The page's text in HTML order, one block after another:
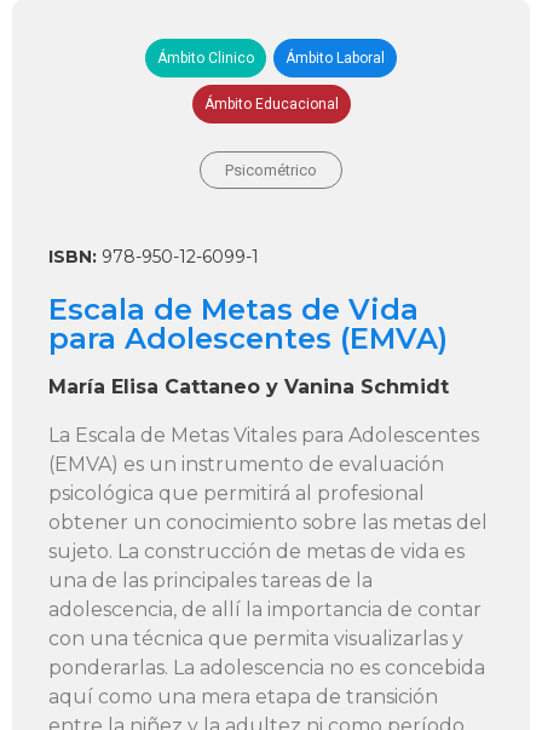
Ámbito Clinico Ámbito Laboral
Ámbito Educacional
Psicométrico
ISBN: 978-950-12-6099-1
Escala de Metas de Vida
para Adolescentes (EMVA)
María Elisa Cattaneo y Vanina Schmidt
La Escala de Metas Vitales para Adolescentes
(EMVA) es un instrumento de evaluación
psicológica que permitirá al profesional
obtener un conocimiento sobre las metas del
sujeto. La construcción de metas de vida es
una de las principales tareas de la
adolescencia, de allí la importancia de contar
con una técnica que permita visualizarlas y
ponderarlas. La adolescencia no es concebida
aquí como una mera etapa de transición